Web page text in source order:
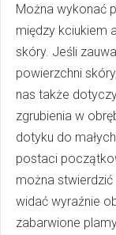
Można wykonać
między kciukiem
skóry. Jeśli
powierzchni
nas także
zgrubienia w
dotyku do
postaci
można
widać wyraźnie
zabarwione